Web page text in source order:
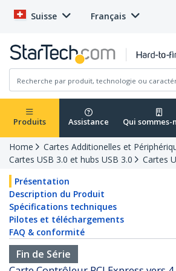
Suisse Français
Produits Assistance Qui sommes-
Home
Cartes Additionelles et
Cartes USB 3.0 et hubs USB 3.0
Cartes
Présentation
Description du Produit
Spécifications techniques
Pilotes et téléchargements
FAQ & conformité
Fin de Série